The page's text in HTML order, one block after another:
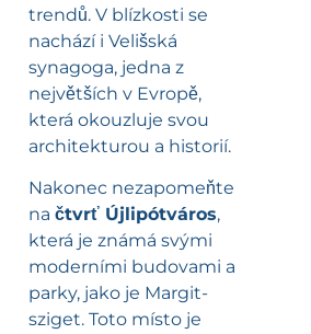
trendů. V blízkosti se
nachází i Velišská
synagoga, jedna z
největších v Evropě,
která okouzluje svou
architekturou a historií.
Nakonec nezapomeňte
na čtvrť Újlipótváros,
která je známá svými
moderními budovami a
parky, jako je Margit-
sziget. Toto místo je